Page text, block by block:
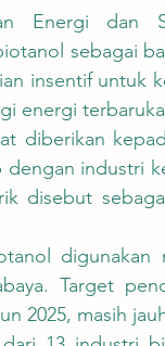
sebagai
insentif untuk
energi
industri
disebut
Target
2025, masih